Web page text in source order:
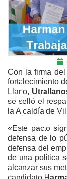
Con la firma del
fortalecimiento
Llano,
se selló el
la Alcaldía de
«Este pacto
defensa de lo
defensa del
de una política
alcanzar sus
candidato